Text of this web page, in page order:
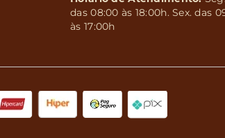
das 08:00 às 18:00h. Sex. das
às 17:00h